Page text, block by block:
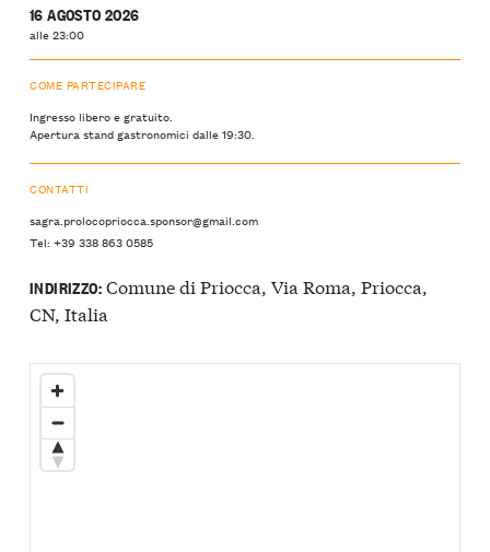
16 AGOSTO 2026
alle 23:00
COME PARTECIPARE
Ingresso libero e gratuito.
Apertura stand gastronomici dalle 19:30.
CONTATTI
sagra.prolocopriocca.sponsor@gmail.com
Tel: +39 338 863 0585
INDIRIZZO:Comune di Priocca, Via Roma, Priocca,
CN, Italia